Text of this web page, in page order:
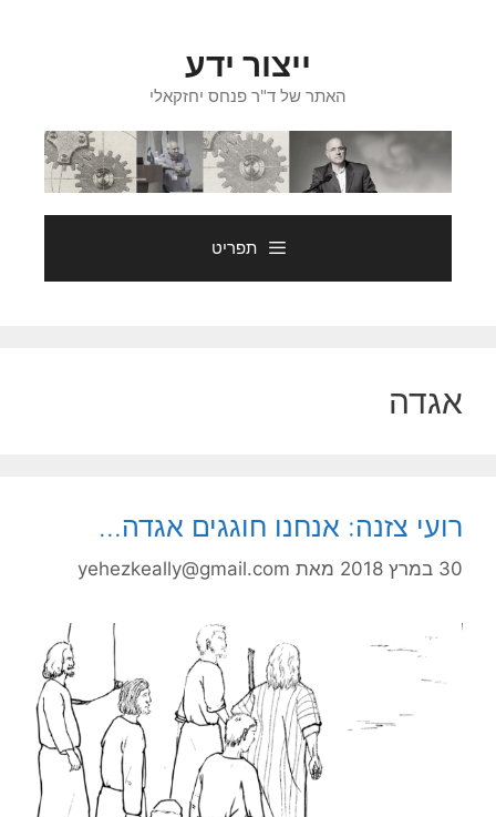
ייצור ידע
האתר של ד"ר פנחס יחזקאלי
תפריט
אגדה
רועי צזנה: אנחנו חוגגים אגדה…
30 במרץ 2018 מאת yehezkeally@gmail.com